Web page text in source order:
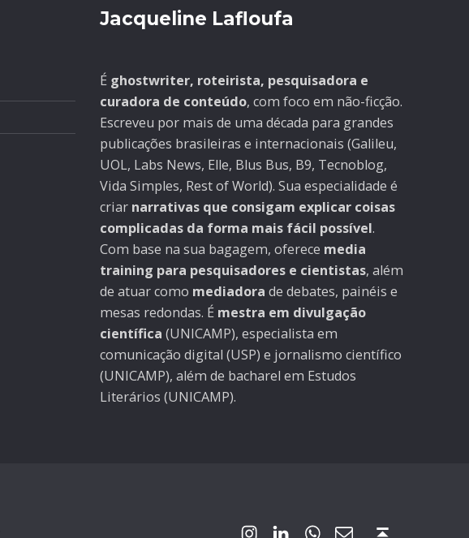
Jacqueline Lafloufa
É ghostwriter, roteirista, pesquisadora e
curadora de conteúdo, com foco em não-ficção.
Escreveu por mais de uma década para grandes
publicações brasileiras e internacionais (Galileu,
UOL, Labs News, Elle, Blus Bus, B9, Tecnoblog,
Vida Simples, Rest of World). Sua especialidade é
criar narrativas que consigam explicar coisas
complicadas da forma mais fácil possível.
Com base na sua bagagem, oferece media
training para pesquisadores e cientistas, além
de atuar como mediadora de debates, painéis e
mesas redondas. É mestra em divulgação
científica (UNICAMP), especialista em
comunicação digital (USP) e jornalismo científico
(UNICAMP), além de bacharel em Estudos
Literários (UNICAMP).
Jacqueline Lafloufa no Instagram
Jacqueline Lafloufa no LinkedIn